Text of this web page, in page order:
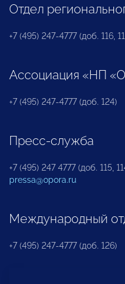
Отдел
+7 (495) 247-4777 (доб. 116,
Ассоциация «НП
+7 (495) 247-4777 (доб. 124)
Пресс-служба
+7 (495) 247 4777 (доб. 115,
pressa@opora.ru
Международный
+7 (495) 247-4777 (доб. 126)